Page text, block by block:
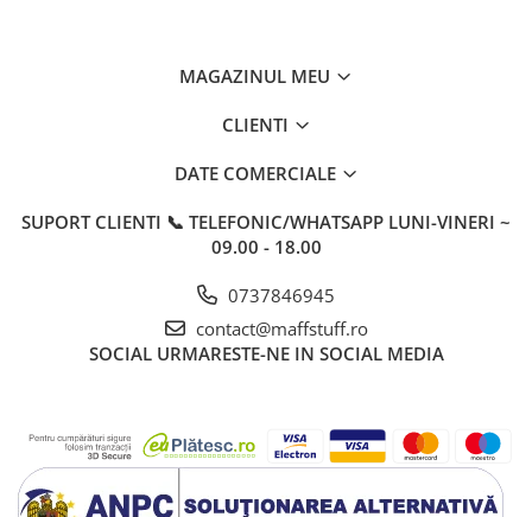
MAGAZINUL MEU
CLIENTI
DATE COMERCIALE
SUPORT CLIENTI 📞 TELEFONIC/WHATSAPP LUNI-VINERI ~
09.00 - 18.00
0737846945
contact@maffstuff.ro
SOCIAL URMARESTE-NE IN SOCIAL MEDIA